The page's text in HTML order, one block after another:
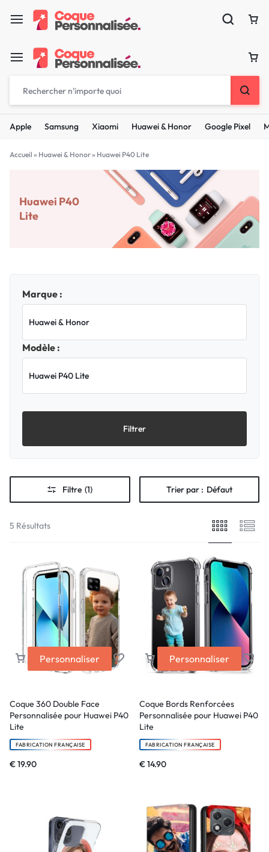
Apple Samsung Xiaomi Huawei & Honor Google Pixel
Accueil » Huawei & Honor» Huawei P40 Lite
Huawei P40
Lite
Marque :
Modèle :
Filtrer
Filtre (1) Trier par : Défaut
5 Résultats
Personnaliser
Coque 360 Double Face
Personnalisée pour Huawei P40
Lite
FABRICATION FRANÇAISE
€19.90
Personnaliser
Coque Bords Renforcées
Personnalisée pour Huawei P40
Lite
FABRICATION FRANÇAISE
€14.90